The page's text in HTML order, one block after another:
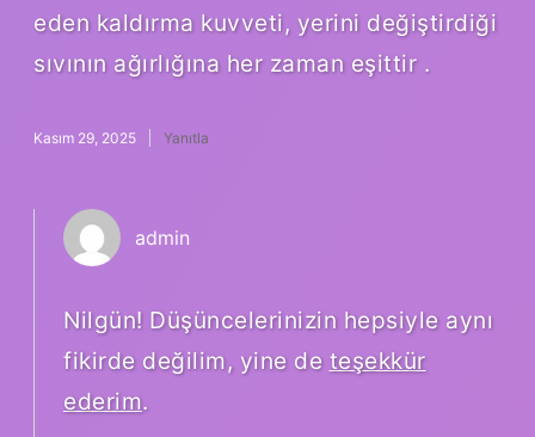
eden kaldırma kuvveti, yerini değiştirdiği
sıvının ağırlığına her zaman eşittir .
Kasım 29, 2025 Yanıtla
admin
Nilgün! Düşüncelerinizin hepsiyle aynı
fikirde değilim, yine de teşekkür
ederim.